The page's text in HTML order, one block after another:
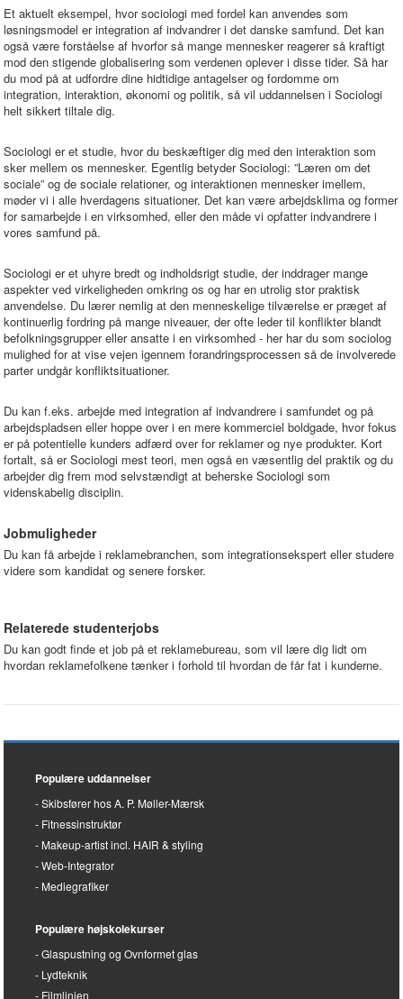
Et aktuelt eksempel, hvor sociologi med fordel kan anvendes som
løsningsmodel er integration af indvandrer i det danske samfund. Det kan
også være forståelse af hvorfor så mange mennesker reagerer så kraftigt
mod den stigende globalisering som verdenen oplever i disse tider. Så har
du mod på at udfordre dine hidtidige antagelser og fordomme om
integration, interaktion, økonomi og politik, så vil uddannelsen i Sociologi
helt sikkert tiltale dig.
Sociologi er et studie, hvor du beskæftiger dig med den interaktion som
sker mellem os mennesker. Egentlig betyder Sociologi: ”Læren om det
sociale” og de sociale relationer, og interaktionen mennesker imellem,
møder vi i alle hverdagens situationer. Det kan være arbejdsklima og former
for samarbejde i en virksomhed, eller den måde vi opfatter indvandrere i
vores samfund på.
Sociologi er et uhyre bredt og indholdsrigt studie, der inddrager mange
aspekter ved virkeligheden omkring os og har en utrolig stor praktisk
anvendelse. Du lærer nemlig at den menneskelige tilværelse er præget af
kontinuerlig fordring på mange niveauer, der ofte leder til konflikter blandt
befolkningsgrupper eller ansatte i en virksomhed - her har du som sociolog
mulighed for at vise vejen igennem forandringsprocessen så de involverede
parter undgår konfliktsituationer.
Du kan f.eks. arbejde med integration af indvandrere i samfundet og på
arbejdspladsen eller hoppe over i en mere kommerciel boldgade, hvor fokus
er på potentielle kunders adfærd over for reklamer og nye produkter. Kort
fortalt, så er Sociologi mest teori, men også en væsentlig del praktik og du
arbejder dig frem mod selvstændigt at beherske Sociologi som
videnskabelig disciplin.
Jobmuligheder
Du kan få arbejde i reklamebranchen, som integrationsekspert eller studere
videre som kandidat og senere forsker.
Relaterede studenterjobs
Du kan godt finde et job på et reklamebureau, som vil lære dig lidt om
hvordan reklamefolkene tænker i forhold til hvordan de får fat i kunderne.
Populære uddannelser
Skibsfører hos A. P. Møller-Mærsk
Fitnessinstruktør
Makeup-artist incl. HAIR & styling
Web-Integrator
Mediegrafiker
Populære højskolekurser
Glaspustning og Ovnformet glas
Lydteknik
Filmlinjen